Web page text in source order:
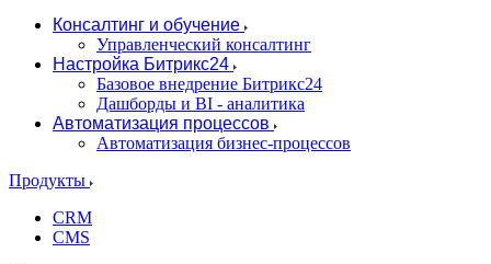
Консалтинг и обучение
Управленческий консалтинг
Настройка Битрикс24
Базовое внедрение Битрикс24
Дашборды и BI - аналитика
Автоматизация процессов
Автоматизация бизнес-процессов
Продукты
CRM
CMS